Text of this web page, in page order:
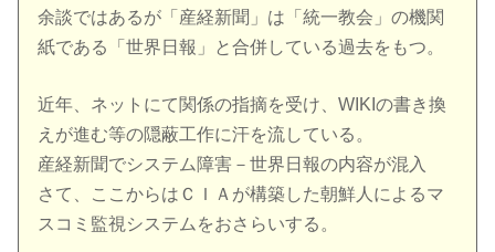
余談ではあるが「産経新聞」は「統一教会」の機関
紙である「世界日報」と合併している過去をもつ。
近年、ネットにて関係の指摘を受け、WIKIの書き換
えが進む等の隠蔽工作に汗を流している。
産経新聞でシステム障害－世界日報の内容が混入
さて、ここからはＣＩＡが構築した朝鮮人によるマ
スコミ監視システムをおさらいする。